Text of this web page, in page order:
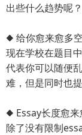
出些什么趋势呢？
◆ 给你愈来愈多
现在学校在题目
代表你可以随便
难，但是同时也
◆ Essay长度愈来
除了没有限制